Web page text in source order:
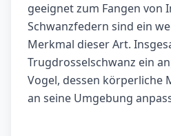
geeignet zum Fangen von
Schwanzfedern sind ein
Merkmal dieser Art.
Trugdrosselschwanz ein
Vogel, dessen körperliche
an seine Umgebung